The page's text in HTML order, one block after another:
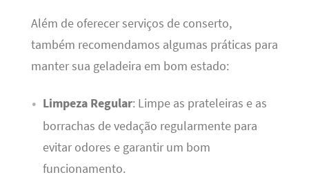
Além de oferecer serviços de conserto,
também recomendamos algumas práticas para
manter sua geladeira em bom estado:
Limpeza Regular: Limpe as prateleiras e as
borrachas de vedação regularmente para
evitar odores e garantir um bom
funcionamento.